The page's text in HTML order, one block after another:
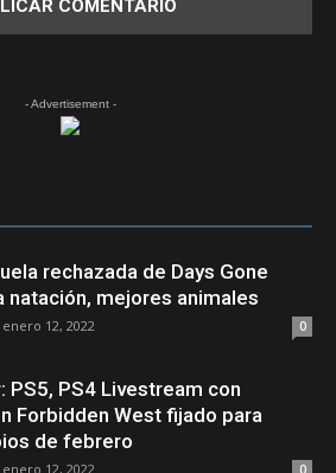
- Advertisement -
rechazada de Days Gone
natación, mejores animales
enero 12, 2022 0
PS5, PS4 Livestream con
Forbidden West fijado para
de febrero
enero 12, 2022 0